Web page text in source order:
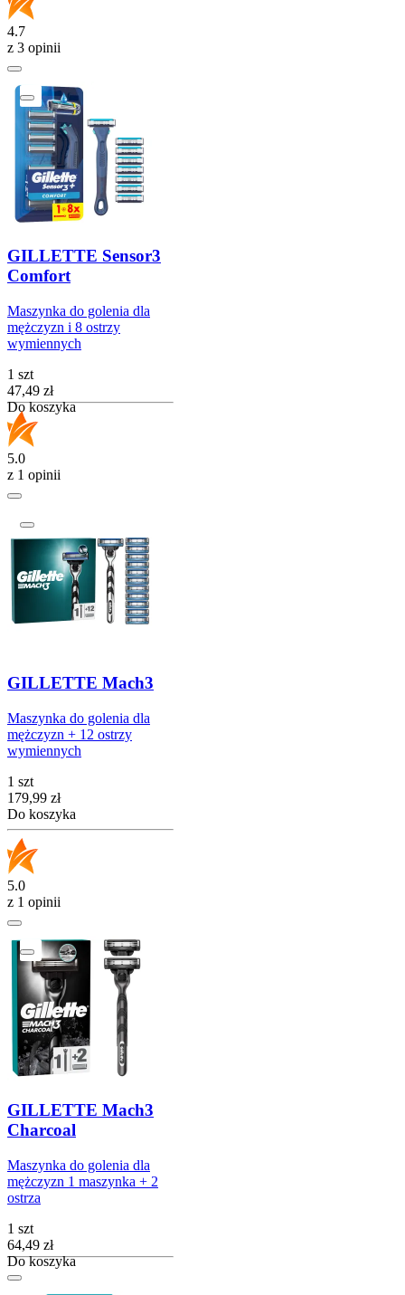
4.7
z 3 opinii
GILLETTE Sensor3
Comfort
Maszynka do golenia dla
mężczyzn i 8 ostrzy
wymiennych
1 szt
Cena
47,49 zł
Do koszyka
5.0
z 1 opinii
GILLETTE Mach3
Maszynka do golenia dla
mężczyzn + 12 ostrzy
wymiennych
1 szt
Cena
179,99 zł
Do koszyka
5.0
z 1 opinii
GILLETTE Mach3
Charcoal
Maszynka do golenia dla
mężczyzn 1 maszynka + 2
ostrza
1 szt
Cena
64,49 zł
Do koszyka